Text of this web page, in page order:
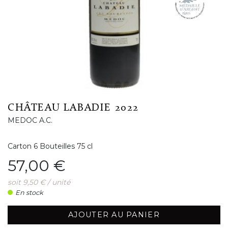
CHÂTEAU LABADIE 2022
MEDOC A.C.
Carton 6 Bouteilles 75 cl
Prix
57,00 €
soit 9,50 € / unité
En stock
AJOUTER AU PANIER